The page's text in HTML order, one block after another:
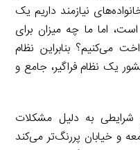
نیازمند داریم یک
اما ما چه میزان برای
می‌کنیم؟ بنابراین نظام
یک نظام فراگیر، جامع و
به دلیل مشکلات
و خیابان پررنگ‌تر می‌کند